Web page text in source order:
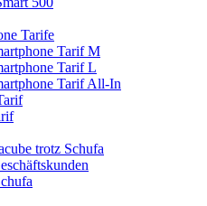
Tarife
Tarif M
Tarif L
Tarif All-In
trotz Schufa